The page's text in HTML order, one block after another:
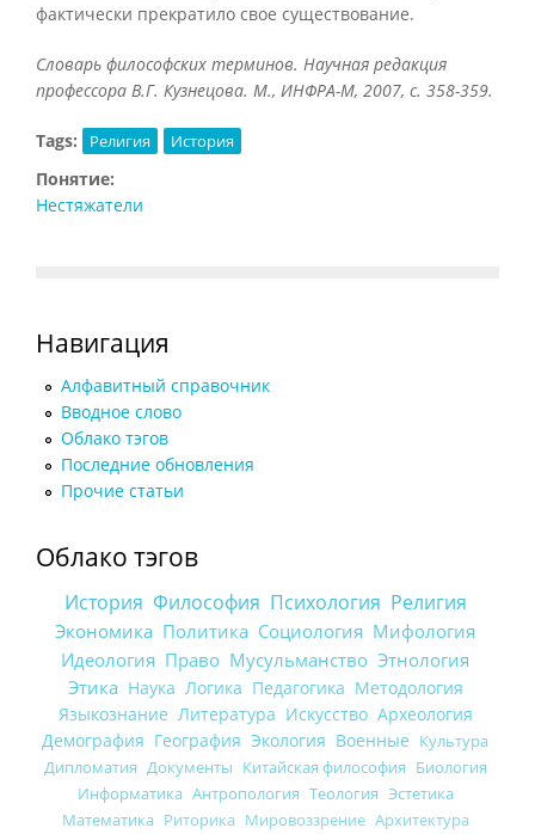
фактически прекратило свое существование.
Словарь философских терминов. Научная редакция
профессора В.Г. Кузнецова. М., ИНФРА-М, 2007, с. 358-359.
Tags: Религия История
Понятие:
Нестяжатели
Навигация
Алфавитный справочник
Вводное слово
Облако тэгов
Последние обновления
Прочие статьи
Облако тэгов
История Философия Психология Религия
Экономика Политика Социология Мифология
Идеология Право Мусульманство Этнология
Этика Наука Логика Педагогика Методология
Языкознание Литература Искусство Археология
Демография География Экология Военные Культура
Дипломатия Документы Китайская философия Биология
Информатика Антропология Теология Эстетика
Математика Риторика Мировоззрение Архитектура